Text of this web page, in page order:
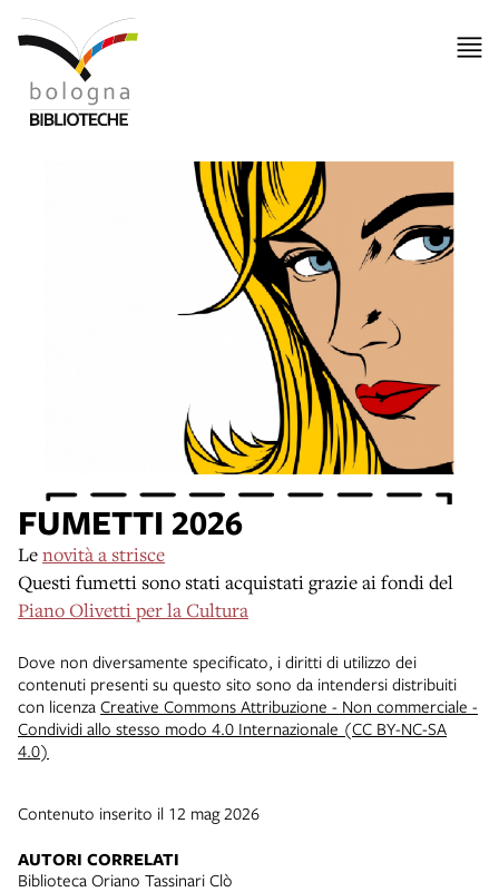
FUMETTI 2026
Lenovità a strisce
Questi fumetti sono stati acquistati grazie ai fondi del
Piano Olivetti per la Cultura
Dove non diversamente specificato, i diritti di utilizzo dei
contenuti presenti su questo sito sono da intendersi distribuiti
con licenza Creative Commons Attribuzione - Non commerciale -
Condividi allo stesso modo 4.0 Internazionale (CC BY-NC-SA
4.0)
Contenuto inserito il 12 mag 2026
AUTORI CORRELATI
Biblioteca Oriano Tassinari Clò